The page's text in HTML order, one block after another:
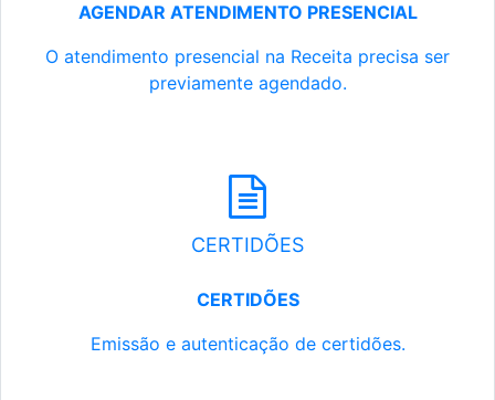
AGENDAR ATENDIMENTO PRESENCIAL
O atendimento presencial na Receita precisa ser
previamente agendado.
CERTIDÕES
CERTIDÕES
Emissão e autenticação de certidões.